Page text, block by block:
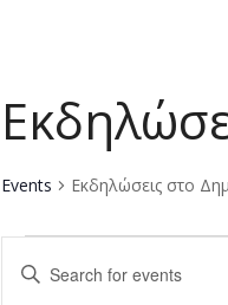
Events Εκδηλώσεις στο
Events
Search
Enter
Keyword.